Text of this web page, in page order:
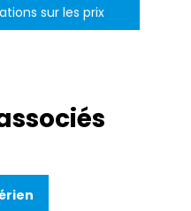
sur les prix